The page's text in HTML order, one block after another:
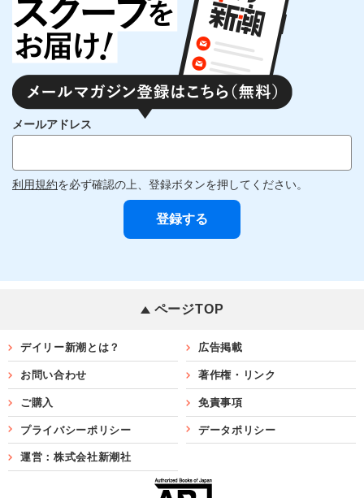
メールアドレス
利用規約を必ず確認の上、登録ボタンを押してください。
ページTOP
デイリー新潮とは？ 広告掲載
お問い合わせ 著作権・リンク
ご購入 免責事項
プライバシーポリシー データポリシー
運営：株式会社新潮社